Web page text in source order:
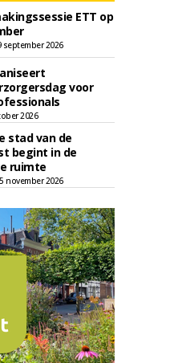
ETT op
2026
voor
2026
stad van de
begint in de
ruimte
november 2026